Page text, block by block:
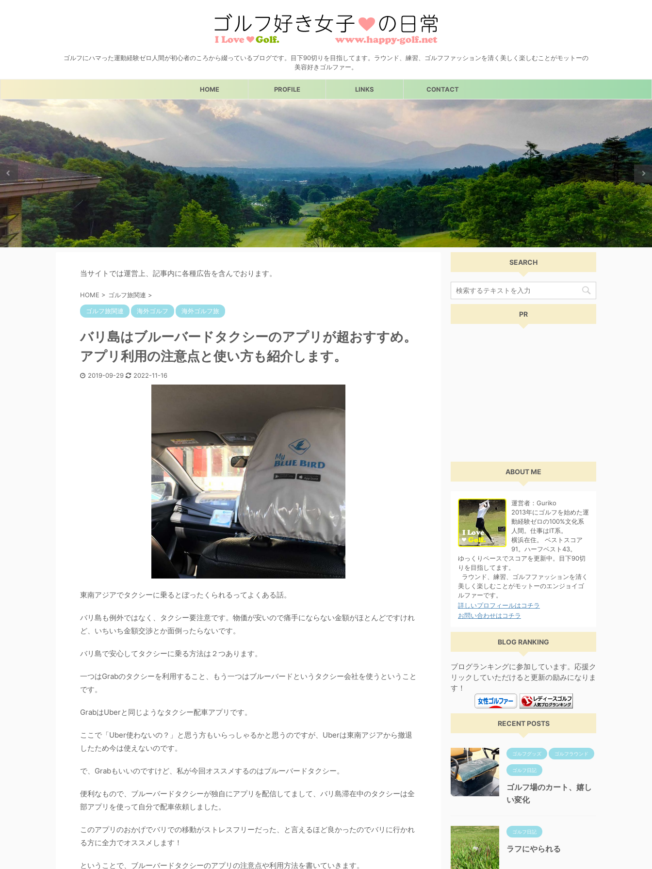
ゴルフにハマった運動経験ゼロ人間が初心者のころから綴っているブログです。目下90切りを目指してます。ラウンド、練習、ゴルフファッションを清く美しく楽しむことがモットーの
美容好きゴルファー。
HOME PROFILE LINKS CONTACT
当サイトでは運営上、記事内に各種広告を含んでおります。
HOME > ゴルフ旅関連 >
ゴルフ旅関連 海外ゴルフ 海外ゴルフ旅
バリ島はブルーバードタクシーのアプリが超おすすめ。
アプリ利用の注意点と使い方も紹介します。
2019-09-29 2022-11-16
東南アジアでタクシーに乗るとぼったくられるってよくある話。
バリ島も例外ではなく、タクシー要注意です。物価が安いので痛手にならない金額がほとんどですけれ
ど、いちいち金額交渉とか面倒ったらないです。
バリ島で安心してタクシーに乗る方法は２つあります。
一つはGrabのタクシーを利用すること、もう一つはブルーバードというタクシー会社を使うということ
です。
GrabはUberと同じようなタクシー配車アプリです。
ここで「Uber使わないの？」と思う方もいらっしゃるかと思うのですが、Uberは東南アジアから撤退
したため今は使えないのです。
で、Grabもいいのですけど、私が今回オススメするのはブルーバードタクシー。
便利なもので、ブルーバードタクシーが独自にアプリを配信してまして、バリ島滞在中のタクシーは全
部アプリを使って自分で配車依頼しました。
このアプリのおかげでバリでの移動がストレスフリーだった、と言えるほど良かったのでバリに行かれ
る方に全力でオススメします！
ということで、ブルーバードタクシーのアプリの注意点や利用方法を書いていきます。
SEARCH
PR
ABOUT ME
運営者：Guriko
2013年にゴルフを始めた運
動経験ゼロの100%文化系
人間。仕事はIT系。
横浜在住。 ベストスコア
91。ハーフベスト43。
ゆっくりペースでスコアを更新中。目下90切
りを目指してます。
ラウンド、練習、ゴルフファッションを清く
美しく楽しむことがモットーのエンジョイゴ
ルファーです。
詳しいプロフィールはコチラ
お問い合わせはコチラ
BLOG RANKING
ブログランキングに参加しています。応援ク
リックしていただけると更新の励みになりま
す！
RECENT POSTS
ゴルフグッズ ゴルフラウンド
ゴルフ日記
ゴルフ場のカート、嬉し
い変化
ゴルフ日記
ラフにやられる